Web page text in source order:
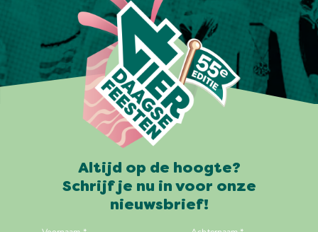
Altijd op de hoogte?
Schrijf je nu in voor onze
nieuwsbrief!